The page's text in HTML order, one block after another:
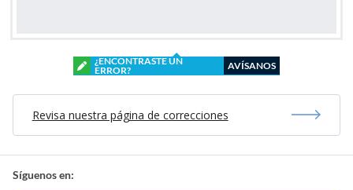
¿ENCONTRASTE UN
ERROR?
AVÍSANOS
Revisa nuestra página de correcciones
Síguenos en: